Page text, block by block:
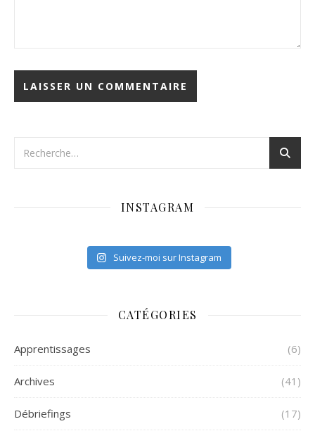
INSTAGRAM
Suivez-moi sur Instagram
CATÉGORIES
Apprentissages (6)
Archives (41)
Débriefings (17)